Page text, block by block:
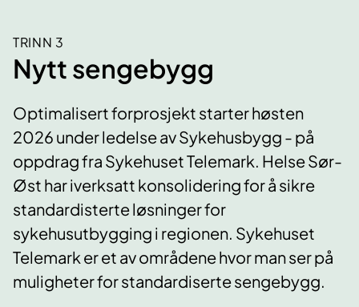
TRINN 3
Nytt sengebygg
Optimalisert forprosjekt starter høsten
2026 under ledelse av Sykehusbygg - på
oppdrag fra Sykehuset Telemark. Helse Sør-
Øst har iverksatt konsolidering for å sikre
standardisterte løsninger for
sykehusutbygging i regionen. Sykehuset
Telemark er et av områdene hvor man ser på
muligheter for standardiserte sengebygg.